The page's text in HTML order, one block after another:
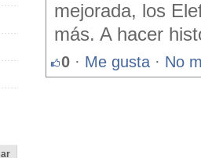
mejorada, los
más. A hacer
0 · Me gusta · No